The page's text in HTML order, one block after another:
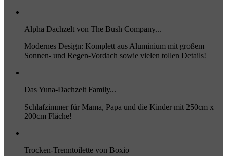
Alpha Dachzelt von The Bush Company...
Modernes Design: Komplett aus Aluminium mit großem
Sonnen- und Regen-Vordach sowie vielen tollen Details!
Das Yuna-Dachzelt Family...
Schlafzimmer für Mama, Papa und die Kinder mit 250cm x
200cm Fläche!
Trocken-Trenntoilette von Boxio